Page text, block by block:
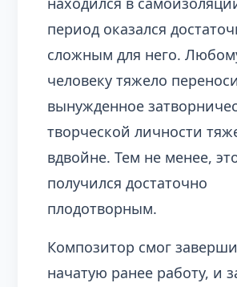
период оказался
сложным для него.
человеку тяжело
вынужденное
творческой личности
вдвойне. Тем не менее,
получился достаточно
плодотворным.
Композитор смог
начатую ранее работу, и